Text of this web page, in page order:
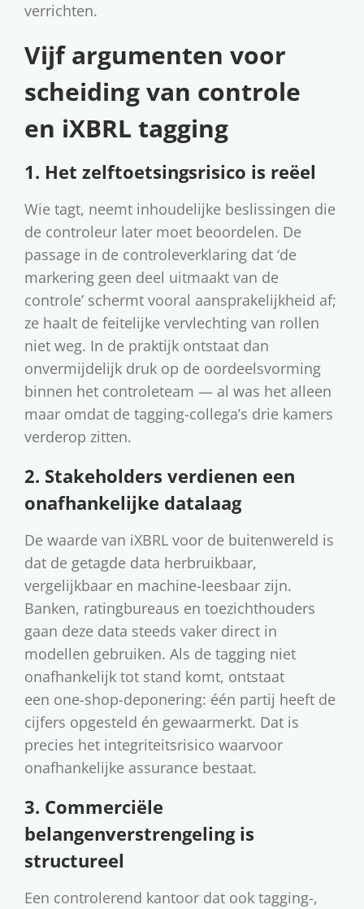
verrichten.
Vijf argumenten voor
scheiding van controle
en iXBRL tagging
1. Het zelftoetsingsrisico is reëel
Wie tagt, neemt inhoudelijke beslissingen die
de controleur later moet beoordelen. De
passage in de controleverklaring dat ‘de
markering geen deel uitmaakt van de
controle’ schermt vooral aansprakelijkheid af;
ze haalt de feitelijke vervlechting van rollen
niet weg. In de praktijk ontstaat dan
onvermijdelijk druk op de oordeelsvorming
binnen het controleteam — al was het alleen
maar omdat de tagging-collega’s drie kamers
verderop zitten.
2. Stakeholders verdienen een
onafhankelijke datalaag
De waarde van iXBRL voor de buitenwereld is
dat de getagde data herbruikbaar,
vergelijkbaar en machine-leesbaar zijn.
Banken, ratingbureaus en toezichthouders
gaan deze data steeds vaker direct in
modellen gebruiken. Als de tagging niet
onafhankelijk tot stand komt, ontstaat
een one-shop-deponering: één partij heeft de
cijfers opgesteld én gewaarmerkt. Dat is
precies het integriteitsrisico waarvoor
onafhankelijke assurance bestaat.
3. Commerciële
belangenverstrengeling is
structureel
Een controlerend kantoor dat ook tagging-,